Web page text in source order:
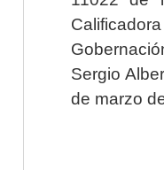
Sergio
de marzo